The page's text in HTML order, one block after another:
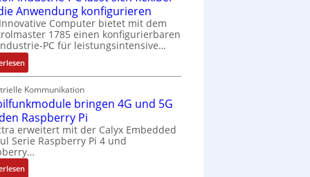
Anwendung konfigurieren
Computer bietet mit dem
1785 einen konfigurierbaren
PC für leistungsintensive…
:
1
9
-
Z
o
l
l
-
Kommunikation
bringen 4G und 5G
Raspberry Pi
erweitert mit der Calyx Embedded
Serie Raspberry Pi 4 und
: